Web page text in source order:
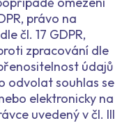
právo na
čl. 17 GDPR,
zpracování dle
údajů
odvolat souhlas se
elektronicky na
uvedený v čl. III